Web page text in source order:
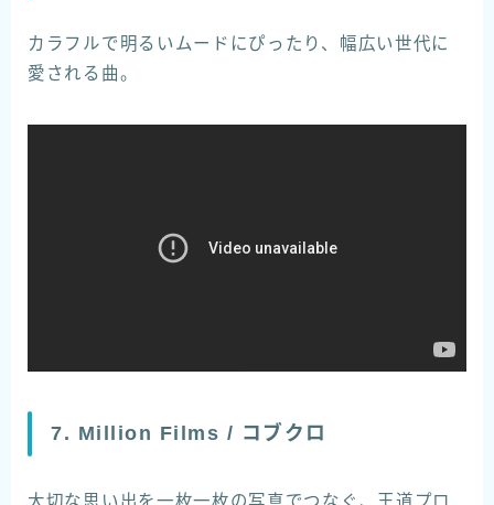
カラフルで明るいムードにぴったり、幅広い世代に
愛される曲。
7. Million Films / コブクロ